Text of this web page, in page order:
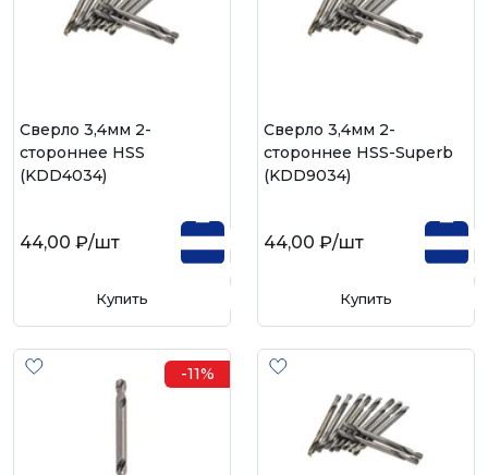
Сверло 3,4мм 2-
стороннее HSS
(KDD4034)
44,00 ₽/шт
Купить
Сверло 3,4мм 2-
стороннее HSS-Superb
(KDD9034)
44,00 ₽/шт
Купить
-11%